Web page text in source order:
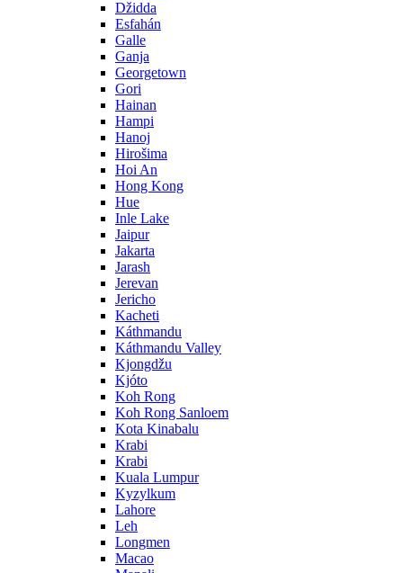
Džidda
Esfahán
Galle
Ganja
Georgetown
Gori
Hainan
Hampi
Hanoj
Hirošima
Hoi An
Hong Kong
Hue
Inle Lake
Jaipur
Jakarta
Jarash
Jerevan
Jericho
Kacheti
Káthmandu
Káthmandu Valley
Kjongdžu
Kjóto
Koh Rong
Koh Rong Sanloem
Kota Kinabalu
Krabi
Krabi
Kuala Lumpur
Kyzylkum
Lahore
Leh
Longmen
Macao